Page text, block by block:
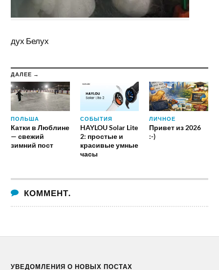
дух Белух
ДАЛЕЕ →
ПОЛЬША
Катки в Люблине
— свежий
зимний пост
СОБЫТИЯ
HAYLOU Solar Lite
2: простые и
красивые умные
часы
ЛИЧНОЕ
Привет из 2026
:-)
КОММЕНТ.
УВЕДОМЛЕНИЯ О НОВЫХ ПОСТАХ